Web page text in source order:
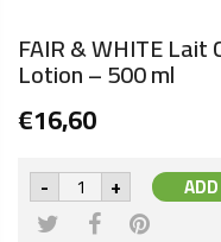
FAIR & WHITE Lait
Lotion – 500 ml
€16,60
- FAIR
&
WHITE
+